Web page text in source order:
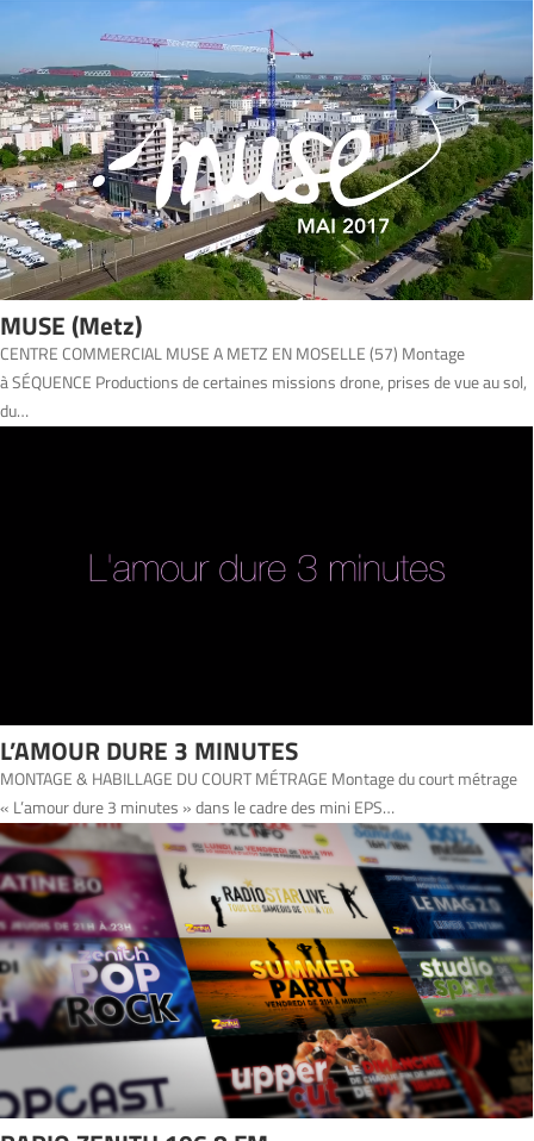
MUSE (Metz)
CENTRE COMMERCIAL MUSE A METZ EN MOSELLE (57) Montage
à SÉQUENCE Productions de certaines missions drone, prises de vue au sol,
du…
L’AMOUR DURE 3 MINUTES
MONTAGE & HABILLAGE DU COURT MÉTRAGE Montage du court métrage
« L’amour dure 3 minutes » dans le cadre des mini EPS…